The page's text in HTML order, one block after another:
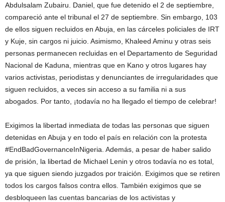
Abdulsalam Zubairu. Daniel, que fue detenido el 2 de septiembre,
compareció ante el tribunal el 27 de septiembre. Sin embargo, 103
de ellos siguen recluidos en Abuja, en las cárceles policiales de IRT
y Kuje, sin cargos ni juicio. Asimismo, Khaleed Aminu y otras seis
personas permanecen recluidas en el Departamento de Seguridad
Nacional de Kaduna, mientras que en Kano y otros lugares hay
varios activistas, periodistas y denunciantes de irregularidades que
siguen recluidos, a veces sin acceso a su familia ni a sus
abogados. Por tanto, ¡todavía no ha llegado el tiempo de celebrar!
Exigimos la libertad inmediata de todas las personas que siguen
detenidas en Abuja y en todo el país en relación con la protesta
#EndBadGovernanceInNigeria. Además, a pesar de haber salido
de prisión, la libertad de Michael Lenin y otros todavía no es total,
ya que siguen siendo juzgados por traición. Exigimos que se retiren
todos los cargos falsos contra ellos. También exigimos que se
desbloqueen las cuentas bancarias de los activistas y